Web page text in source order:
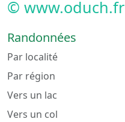
© www.oduch.fr
Randonnées
Par localité
Par région
Vers un lac
Vers un col